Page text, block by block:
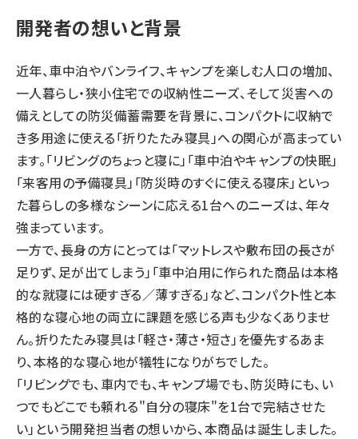
開発者の想いと背景
近年、車中泊やバンライフ、キャンプを楽しむ人口の増加、
一人暮らし・狭小住宅での収納性ニーズ、そして災害への
備えとしての防災備蓄需要を背景に、コンパクトに収納で
き多用途に使える「折りたたみ寝具」への関心が高まってい
ます。「リビングのちょっと寝に」「車中泊やキャンプの快眠」
「来客用の予備寝具」「防災時のすぐに使える寝床」といっ
た暮らしの多様なシーンに応える1台へのニーズは、年々
強まっています。
一方で、長身の方にとっては「マットレスや敷布団の長さが
足りず、足が出てしまう」「車中泊用に作られた商品は本格
的な就寝には硬すぎる／薄すぎる」など、コンパクト性と本
格的な寝心地の両立に課題を感じる声も少なくありませ
ん。折りたたみ寝具は「軽さ・薄さ・短さ」を優先するあま
り、本格的な寝心地が犠牲になりがちでした。
「リビングでも、車内でも、キャンプ場でも、防災時にも、い
つでもどこでも頼れる"自分の寝床"を1台で完結させた
い」という開発担当者の想いから、本商品は誕生しました。